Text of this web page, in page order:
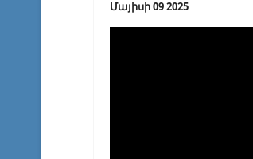
Մայիսի 09 2025